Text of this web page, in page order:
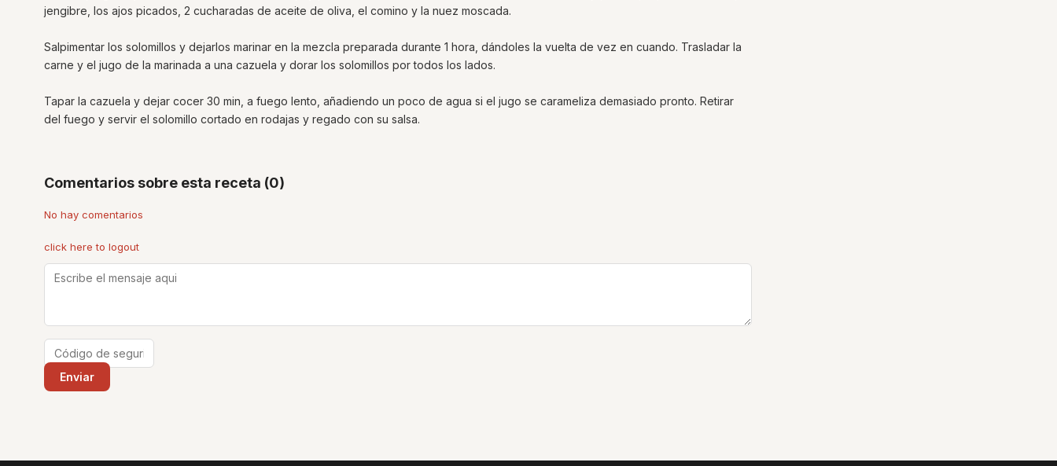
jengibre, los ajos picados, 2 cucharadas de aceite de oliva, el comino y la nuez moscada.
Salpimentar los solomillos y dejarlos marinar en la mezcla preparada durante 1 hora, dándoles la vuelta de vez en cuando. Trasladar la
carne y el jugo de la marinada a una cazuela y dorar los solomillos por todos los lados.
Tapar la cazuela y dejar cocer 30 min, a fuego lento, añadiendo un poco de agua si el jugo se carameliza demasiado pronto. Retirar
del fuego y servir el solomillo cortado en rodajas y regado con su salsa.
Comentarios sobre esta receta (0)
No hay comentarios
click here to logout